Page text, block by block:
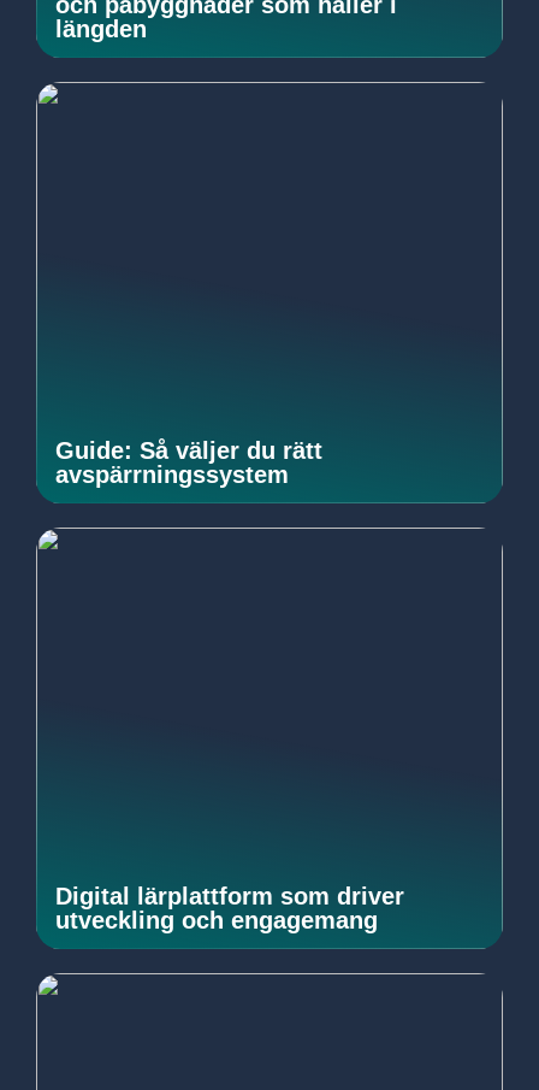
längden
Guide: Så väljer du rätt
avspärrningssystem
Digital lärplattform som driver
utveckling och engagemang